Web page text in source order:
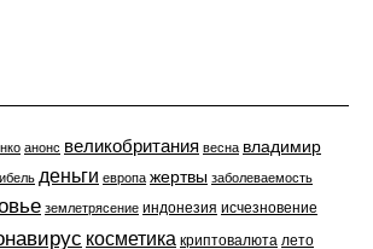
анонс великобритания весна владимир
деньги европа жертвы заболеваемость
землетрясение индонезия исчезновение
косметика криптовалюта лето